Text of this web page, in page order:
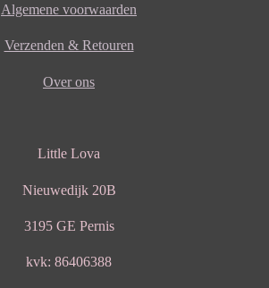
Algemene voorwaarden
Verzenden & Retouren
Over ons
Little Lova
Nieuwedijk 20B
3195 GE Pernis
kvk: 86406388